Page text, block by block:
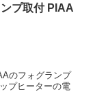
プ取付 PIAA
のフォグランプ
プヒーターの電